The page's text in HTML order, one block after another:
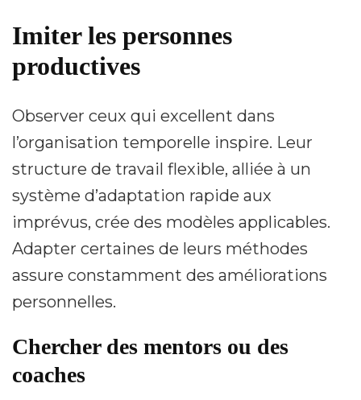
Imiter les personnes
productives
Observer ceux qui excellent dans
l’organisation temporelle inspire. Leur
structure de travail flexible, alliée à un
système d’adaptation rapide aux
imprévus, crée des modèles applicables.
Adapter certaines de leurs méthodes
assure constamment des améliorations
personnelles.
Chercher des mentors ou des
coaches